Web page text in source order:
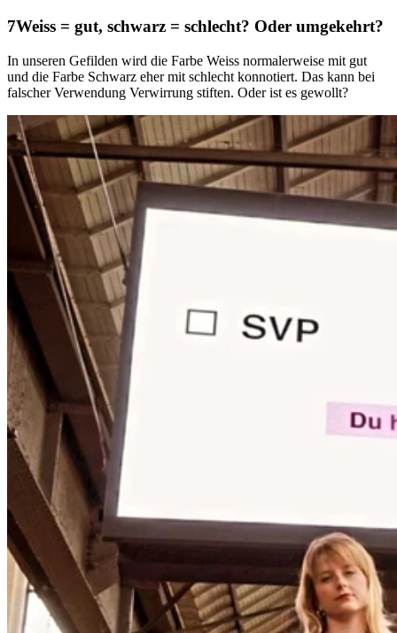
Weiss = gut, schwarz = schlecht? Oder umgekehrt?
In unseren Gefilden wird die Farbe Weiss normalerweise mit gut
und die Farbe Schwarz eher mit schlecht konnotiert. Das kann bei
falscher Verwendung Verwirrung stiften. Oder ist es gewollt?